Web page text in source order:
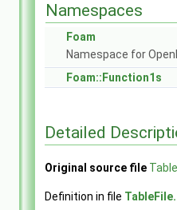
Namespaces
Foam
Namespace for
Foam::Function1s
Detailed
Original source file
Definition in file